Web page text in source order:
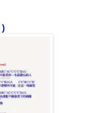
)